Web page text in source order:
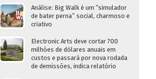
Análise: Big Walk é um “simulador
de bater perna” social, charmoso e
criativo
Electronic Arts deve cortar 700
milhões de dólares anuais em
custos e passará por nova rodada
de demissões, indica relatório